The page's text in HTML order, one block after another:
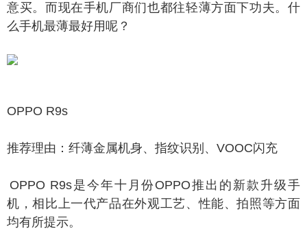
意买。而现在手机厂商们也都往轻薄方面下功夫。什
么手机最薄最好用呢？
R9s
理由：纤薄金属机身、指纹识别、VOOC闪充
R9s是今年十月份OPPO推出的新款升级手
机，相比上一代产品在外观工艺、性能、拍照等方面
均有所提示。